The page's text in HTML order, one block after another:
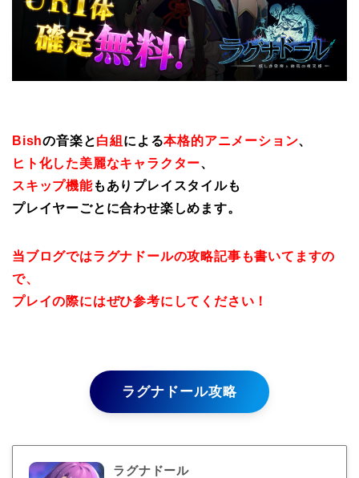
Bishの音楽と白組 による本格的アニメーション、
ヒト化した美麗なキャラクター、
スキップ機能もありプレイスタイルも
プレイヤーごとに合わせ楽しめます。
当ブログではラグナドールの攻略記事も書いてますの
で、
プレイの際にはぜひ参考にしてください！
ラグナドール攻略
ラグナドール